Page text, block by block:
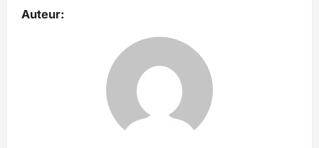
Auteur: